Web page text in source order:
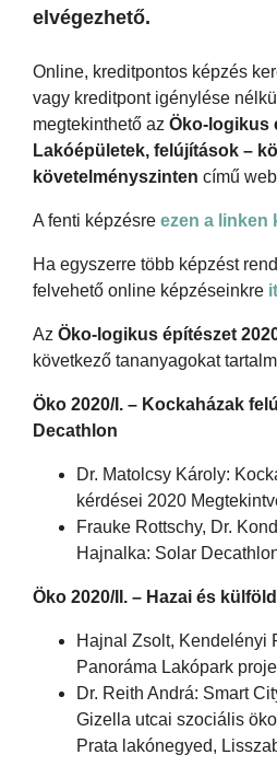
elvégezhető.
Online, kreditpontos képzés
vagy kreditpont igénylése
megtekinthető az Öko-logikus
Lakóépületek, felújítások –
követelményszinten című
A fenti képzésre ezen a linken
Ha egyszerre több képzést
felvehető online képzéseinkre
Az Öko-logikus építészet
következő tananyagokat
Öko 2020/I. – Kockaházak
Decathlon
Dr. Matolcsy Károly:
kérdései 2020
Frauke Rottschy, Dr.
Hajnalka: Solar
Öko 2020/II. – Hazai és
Hajnal Zsolt, Kendelényi
Panoráma Lakópark
Dr. Reith Andrá: Smart
Gizella utcai szociális
Prata lakónegyed,